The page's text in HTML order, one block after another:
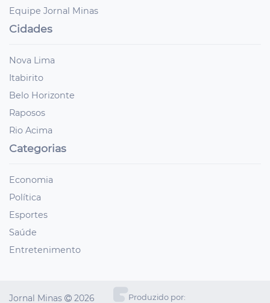
Equipe Jornal Minas
Cidades
Nova Lima
Itabirito
Belo Horizonte
Raposos
Rio Acima
Categorias
Economia
Política
Esportes
Saúde
Entretenimento
Jornal Minas 2026 Produzido por: